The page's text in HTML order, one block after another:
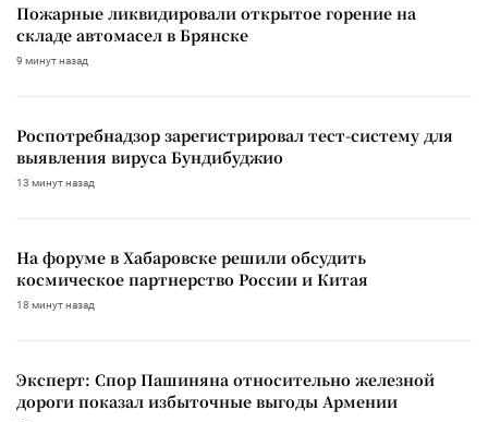
Пожарные ликвидировали открытое горение на
складе автомасел в Брянске
9 минут назад
Роспотребнадзор зарегистрировал тест-систему для
выявления вируса Бундибуджио
13 минут назад
На форуме в Хабаровске решили обсудить
космическое партнерство России и Китая
18 минут назад
Эксперт: Спор Пашиняна относительно железной
дороги показал избыточные выгоды Армении